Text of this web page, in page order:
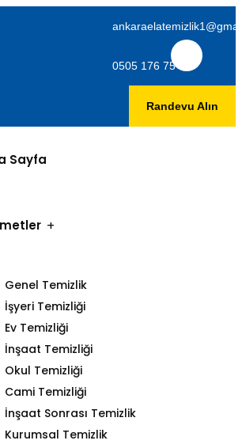
0505 176 75 06
Randevu Alın
Sayfa
Genel Temizlik
İşyeri Temizliği
Ev Temizliği
İnşaat Temizliği
Okul Temizliği
Cami Temizliği
İnşaat Sonrası Temizlik
Kurumsal Temizlik